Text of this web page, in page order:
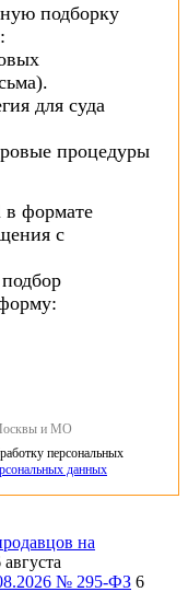
подборку
для суда
процедуры
формате
с
и МО
персональных
данных
на
августа
№ 295-ФЗ 6